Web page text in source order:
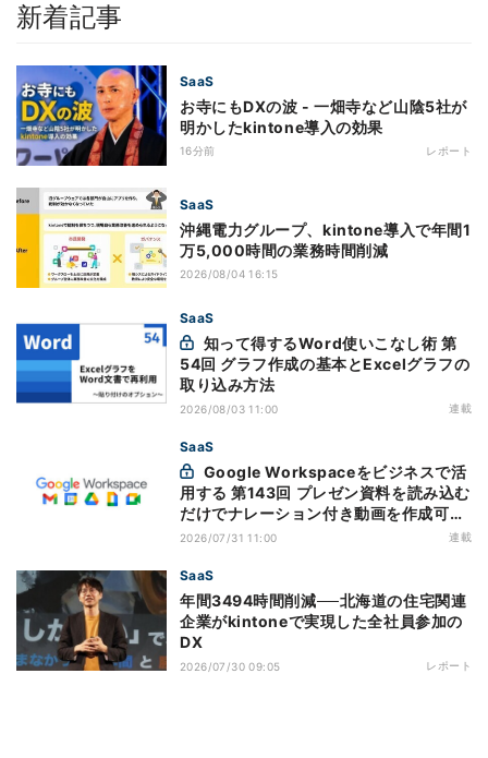
新着記事
SaaS
お寺にもDXの波 - 一畑寺など山陰5社が
明かしたkintone導入の効果
16分前 レポート
SaaS
沖縄電力グループ、kintone導入で年間1
万5,000時間の業務時間削減
2026/08/04 16:15
SaaS
54回 グラフ作成の基本とExcelグラフの
取り込み方法
2026/08/03 11:00 連載
SaaS
用する 第143回 プレゼン資料を読み込む
だけでナレーション付き動画を作成可能
になった「Google Vids」
2026/07/31 11:00 連載
SaaS
年間3494時間削減──北海道の住宅関連
企業がkintoneで実現した全社員参加の
DX
2026/07/30 09:05 レポート